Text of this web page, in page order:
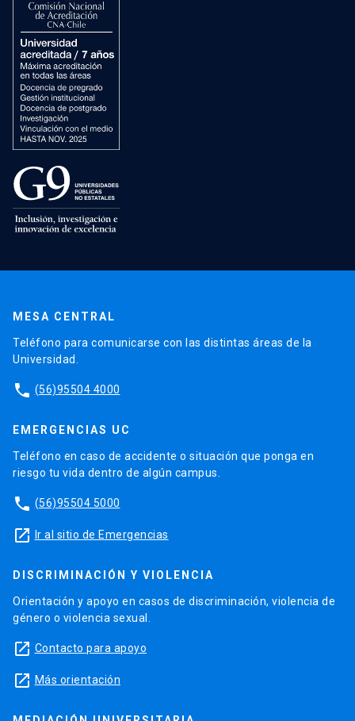
MESA CENTRAL
Teléfono para comunicarse con las distintas áreas de la
Universidad.
phone (56)95504 4000
EMERGENCIAS UC
Teléfono en caso de accidente o situación que ponga en
riesgo tu vida dentro de algún campus.
phone (56)95504 5000
launch Ir al sitio de Emergencias
DISCRIMINACIÓN Y VIOLENCIA
Orientación y apoyo en casos de discriminación, violencia de
género o violencia sexual.
launch Contacto para apoyo
launch Más orientación